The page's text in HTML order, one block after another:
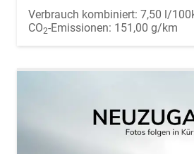
Verbrauch kombiniert: 7,50 l/
CO2-Emissionen: 151,00 g/km